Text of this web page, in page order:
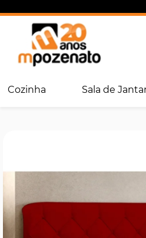
Cozinha Sala de